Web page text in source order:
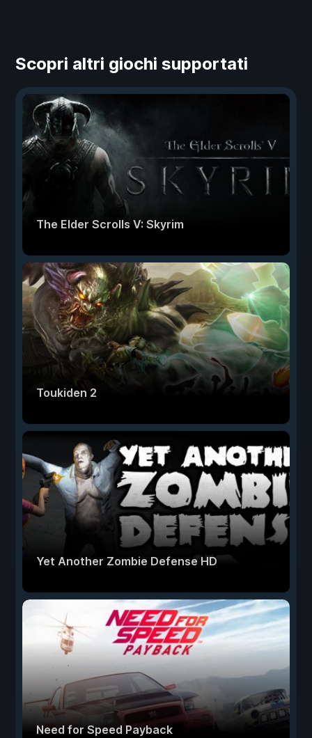
Scopri altri giochi supportati
The Elder Scrolls V: Skyrim
Toukiden 2
Yet Another Zombie Defense HD
Need for Speed Payback